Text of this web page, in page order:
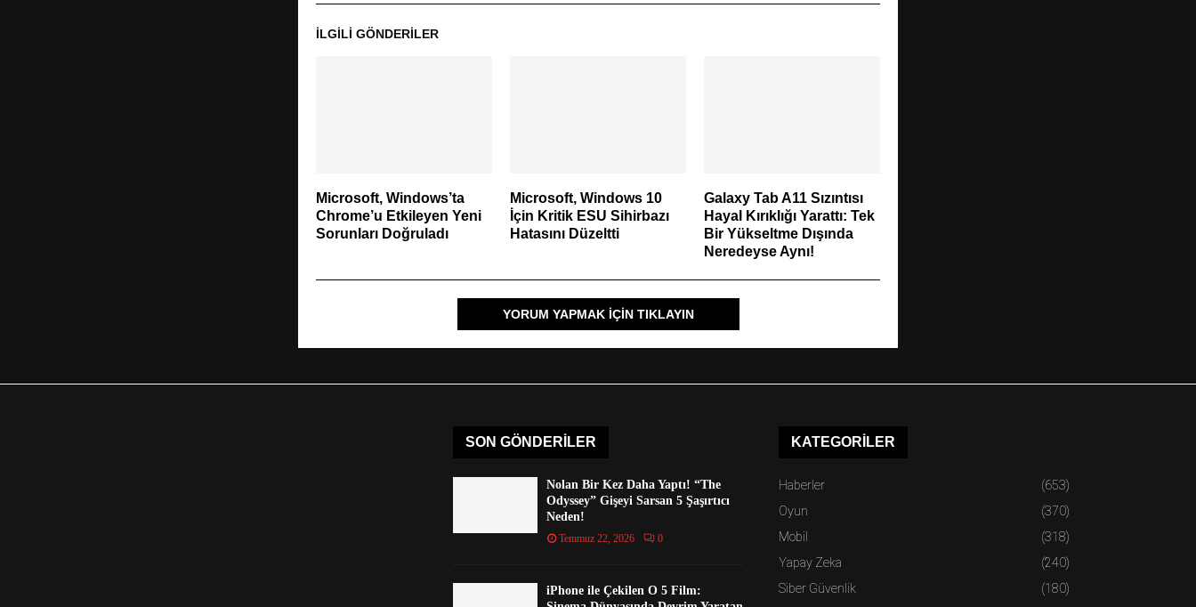
İLGILI GÖNDERILER
Microsoft, Windows’ta
Chrome’u Etkileyen Yeni
Sorunları Doğruladı
Microsoft, Windows 10
İçin Kritik ESU Sihirbazı
Hatasını Düzeltti
Galaxy Tab A11 Sızıntısı
Hayal Kırıklığı Yarattı: Tek
Bir Yükseltme Dışında
Neredeyse Aynı!
YORUM YAPMAK IÇIN TIKLAYIN
SON GÖNDERILER
Nolan Bir Kez Daha Yaptı! “The
Odyssey” Gişeyi Sarsan 5 Şaşırtıcı
Neden!
Temmuz 22, 2026 0
iPhone ile Çekilen O 5 Film:
KATEGORILER
Haberler
(653)
Oyun
(370)
Mobil
(318)
Yapay Zeka
(240)
Siber Güvenlik
(180)